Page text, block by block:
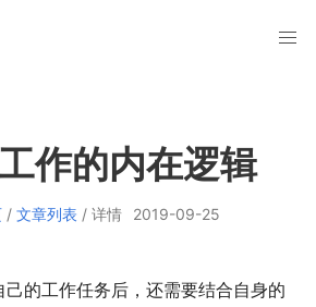
作的内在逻辑
/ 文章列表 / 详情
2019-09-25
的工作任务后，还需要结合自身的